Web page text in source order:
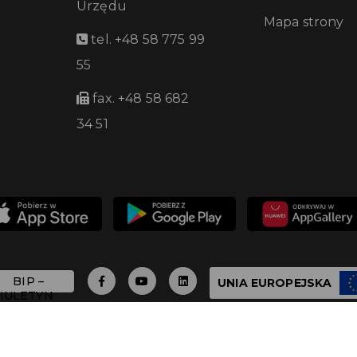
Urzędu
tel. +48 58 775 99
55
fax. +48 58 682
34 51
Mapa strony
UNIA EUROPEJSKA